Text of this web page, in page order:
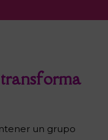
un grupo